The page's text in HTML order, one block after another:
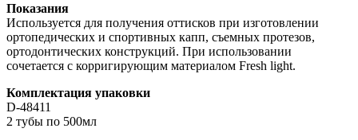
Показания
Используется для получения оттисков при изготовлении
ортопедических и спортивных капп, съемных протезов,
ортодонтических конструкций. При использовании
сочетается с корригирующим материалом Fresh light.
Комплектация упаковки
D-48411
2 тубы по 500мл